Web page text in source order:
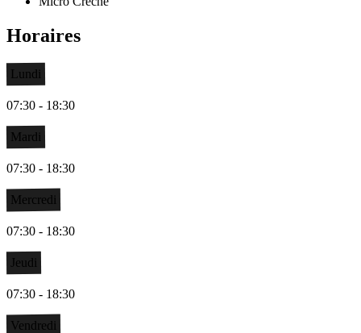
Horaires
Lundi
07:30 - 18:30
Mardi
07:30 - 18:30
Mercredi
07:30 - 18:30
Jeudi
07:30 - 18:30
Vendredi